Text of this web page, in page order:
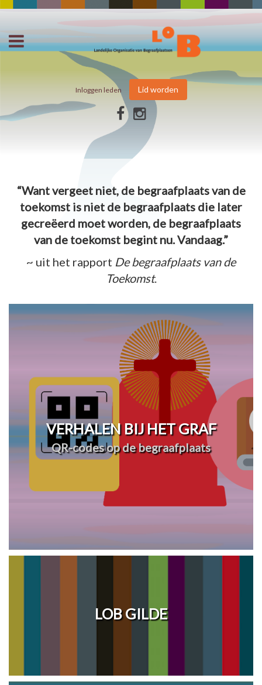
Inloggen leden Lid worden
“Want vergeet niet, de begraafplaats van de
toekomst is niet de begraafplaats die later
gecreëerd moet worden, de begraafplaats
van de toekomst begint nu. Vandaag.”
~ uit het rapport De begraafplaats van de
Toekomst.
VERHALEN BIJ HET GRAF
QR-codes op de begraafplaats
LOB GILDE